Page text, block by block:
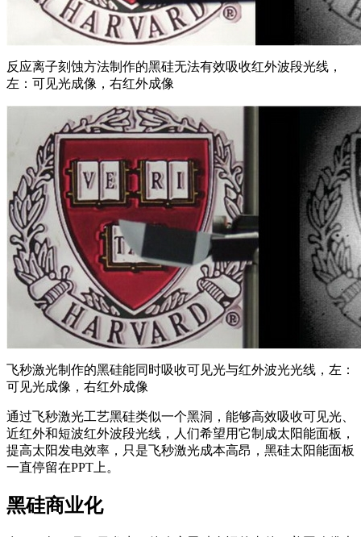
反应离子刻蚀方法制作的黑硅无法有效吸收红外波段光线，
左：可见光成像，右红外成像
飞秒激光制作的黑硅能同时吸收可见光与红外波光光线，左：
可见光成像，右红外成像
通过飞秒激光工艺黑硅类似一个黑洞，能够高效吸收可见光、
近红外和短波红外波段光线，人们希望用它制成太阳能面板，
提高太阳发电效率，只是飞秒激光成本高昂，黑硅太阳能面板
一直停留在PPT上。
黑硅商业化